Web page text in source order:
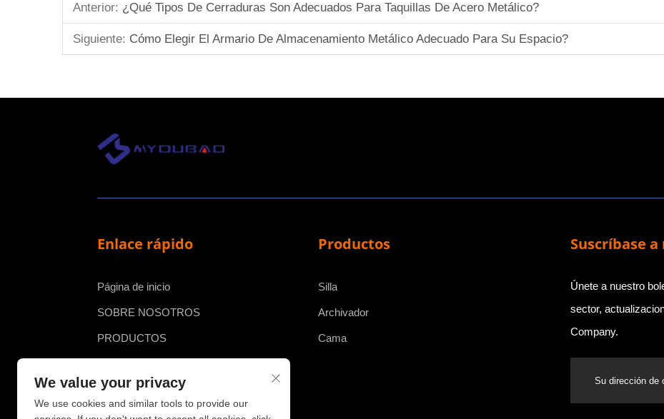
Anterior: ¿Qué Tipos De Cerraduras Son Adecuados Para Taquillas De Acero Metálico?
Siguiente: Cómo Elegir El Armario De Almacenamiento Metálico Adecuado Para Su Espacio?
Enlace rápido
Página de inicio
SOBRE NOSOTROS
PRODUCTOS
CASO
CONTACTO
Productos
Silla
Archivador
Cama
Suscríbase
Únete a nuestro
sector,
Company.
We value your privacy
We use cookies and similar tools to provide our